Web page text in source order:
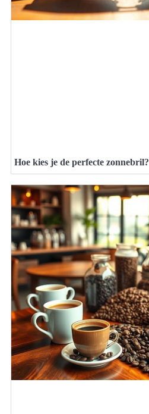
Hoe kies je de perfecte zonnebril?